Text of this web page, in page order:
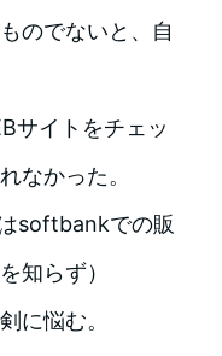
のでないと、自
サイトをチェッ
なかった。
softbankでの販
知らず）
に悩む。